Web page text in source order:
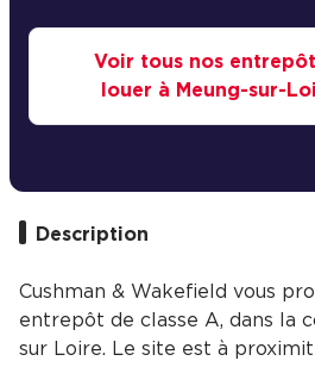
Voir tous nos
louer à Meung-sur-
Description
Cushman & Wakefield vous
entrepôt de classe A, dans la
sur Loire. Le site est à